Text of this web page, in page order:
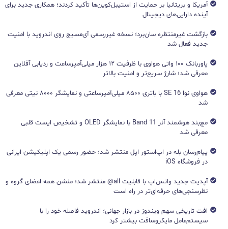
آمریکا و بریتانیا بر حمایت از استیبل‌کوین‌ها تأکید کردند؛ همکاری جدید برای
آینده دارایی‌های دیجیتال
بازگشت غیرمنتظره سان‌برد؛ نسخه غیررسمی آی‌مسیج روی اندروید با امنیت
جدید فعال شد
پاوربانک ۱۰۰ واتی هواوی با ظرفیت ۱۲ هزار میلی‌آمپرساعت و ردیابی آفلاین
معرفی شد؛ شارژ سریع‌تر و امنیت بالاتر
هواوی نوا 16 SE با باتری ۸۵۰۰ میلی‌آمپرساعتی و نمایشگر ۸۰۰۰ نیتی معرفی
مچ‌بند هوشمند آنر Band 11 با نمایشگر OLED و تشخیص ایست قلبی
معرفی شد
پیام‌رسان بله در اپ‌استور اپل منتشر شد؛ حضور رسمی یک اپلیکیشن ایرانی
در فروشگاه iOS
آپدیت جدید واتس‌اپ با قابلیت all@ منتشر شد؛ منشن همه اعضای گروه و
نظرسنجی‌های حرفه‌ای‌تر در راه است
افت تاریخی سهم ویندوز در بازار جهانی؛ اندروید فاصله خود را با
سیستم‌عامل مایکروسافت بیشتر کرد